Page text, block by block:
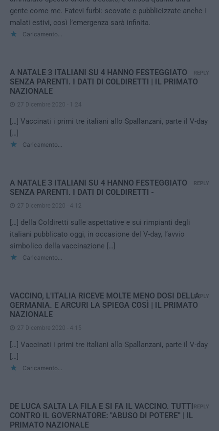
gente come me. Fatevi furbi: scovate e pubblicizzate anche i
malati estivi, così l’emergenza sarà infinita.
Caricamento...
A NATALE 3 ITALIANI SU 4 HANNO FESTEGGIATO
SENZA PARENTI. I DATI DI COLDIRETTI | IL PRIMATO
NAZIONALE
27 Dicembre 2020 - 1:24
[…] Vaccinati i primi tre italiani allo Spallanzani, parte il V-day
[…]
Caricamento...
REPLY
A NATALE 3 ITALIANI SU 4 HANNO FESTEGGIATO
SENZA PARENTI. I DATI DI COLDIRETTI -
27 Dicembre 2020 - 4:12
[…] della Coldiretti sulle aspettative e sui rimpianti degli
italiani pubblicato oggi, in occasione del V-day, l’avvio
simbolico della vaccinazione […]
Caricamento...
REPLY
VACCINO, L'ITALIA RICEVE MOLTE MENO DOSI DELLA
GERMANIA. E ARCURI LA SPIEGA COSÌ | IL PRIMATO
NAZIONALE
27 Dicembre 2020 - 4:15
[…] Vaccinati i primi tre italiani allo Spallanzani, parte il V-day
[…]
Caricamento...
REPLY
DE LUCA SALTA LA FILA E SI FA IL VACCINO. TUTTI
CONTRO IL GOVERNATORE: "ABUSO DI POTERE" | IL
PRIMATO NAZIONALE
REPLY